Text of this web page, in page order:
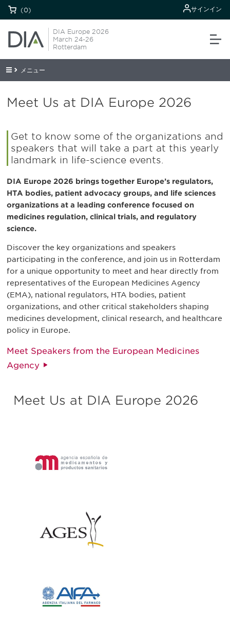
(0) サインイン
DIA Europe 2026
March 24-26
Rotterdam
メニュー
Meet Us at DIA Europe 2026
Get to know some of the organizations and
speakers that will take a part at this yearly
landmark in life-science events.
DIA Europe 2026 brings together Europe’s regulators,
HTA bodies, patient advocacy groups, and life sciences
organizations at a leading conference focused on
medicines regulation, clinical trials, and regulatory
science.
Discover the key organizations and speakers
participating in the conference, and join us in Rotterdam
for a unique opportunity to meet and hear directly from
representatives of the European Medicines Agency
(EMA), national regulators, HTA bodies, patient
organizations, and other critical stakeholders shaping
medicines development, clinical research, and healthcare
policy in Europe.
Meet Speakers from the European Medicines
Agency
Meet Us at DIA Europe 2026